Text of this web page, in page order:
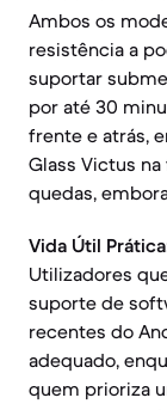
Ambos os
resistência a
suportar
por até 30
frente e atrás,
Glass Victus
quedas,
Vida Útil
Utilizadores
suporte de
recentes do
adequado,
quem prioriza